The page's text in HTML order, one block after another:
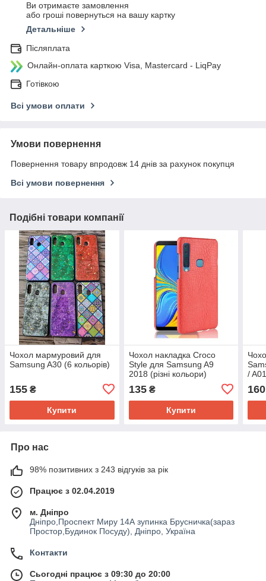
Ви отримаєте замовлення
або гроші повернуться на вашу картку
Детальніше
Післяплата
Онлайн-оплата карткою Visa, Mastercard - LiqPay
Готівкою
Всі умови оплати
Умови повернення
Повернення товару впродовж 14 днів за рахунок покупця
Всі умови повернення
Подібні товари компанії
Чохол мармуровий для
Samsung A30 (6 кольорів)
155 ₴
Купити
Чохол накладка Croco
Style для Samsung A9
2018 (різні кольори)
135₴
Купити
/
160
Про нас
98% позитивних з 243 відгуків за рік
Працює з 02.04.2019
м. Дніпро
Дніпро,Проспект Миру 14А зупинка Брусничка(зараз
Простор,Будинок Посуду), Дніпро, Україна
Контакти
Сьогодні працює з 09:30 до 20:00